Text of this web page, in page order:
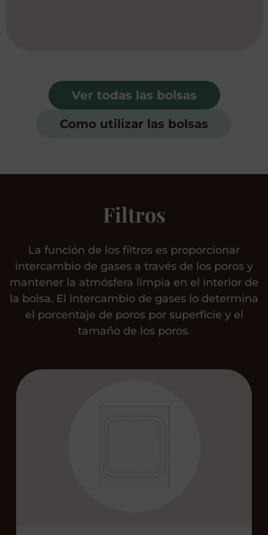
Ver todas las bolsas
Como utilizar las bolsas
Filtros
La función de los filtros es proporcionar
intercambio de gases a través de los poros y
mantener la atmósfera limpia en el interior de
la bolsa. El intercambio de gases lo determina
el porcentaje de poros por superficie y el
tamaño de los poros.